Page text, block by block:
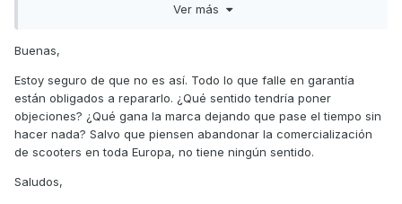
... k vergüenza lo de esta marca ....
Ver más
Buenas,
Estoy seguro de que no es así. Todo lo que falle en garantía
están obligados a repararlo. ¿Qué sentido tendría poner
objeciones? ¿Qué gana la marca dejando que pase el tiempo sin
hacer nada? Salvo que piensen abandonar la comercialización
de scooters en toda Europa, no tiene ningún sentido.
Saludos,